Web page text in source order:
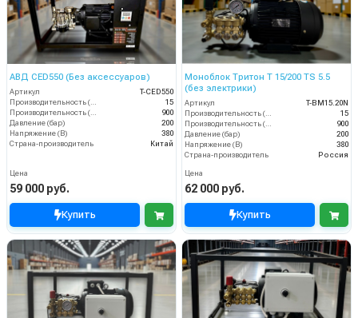
АВД CED550 (Без аксессуаров)
Артикул
T-CED550
Производительность (л/мин)
15
Производительность (л/ч)
900
Давление (бар)
200
Напряжение (В)
380
Страна-производитель
Китай
Цена
59 000 руб.
Купить
Моноблок Тритон T 15/200 TS 5.5
(без электрики)
Артикул
T-BM15.20N
Производительность (л/мин)
15
Производительность (л/ч)
900
Давление (бар)
200
Напряжение (В)
380
Страна-производитель
Россия
Цена
62 000 руб.
Купить